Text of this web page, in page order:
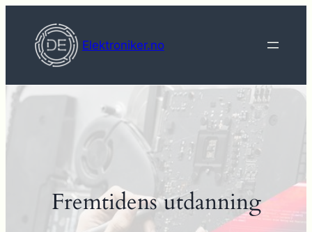
innhold
Elektroniker.no
Fremtidens utdanning